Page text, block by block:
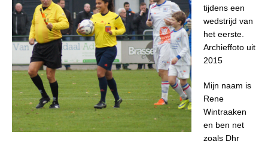
DATUM
tijdens een
wedstrijd van
het eerste.
Archieffoto uit
2015
Mijn naam is
Rene
Wintraaken
en ben net
zoals Dhr